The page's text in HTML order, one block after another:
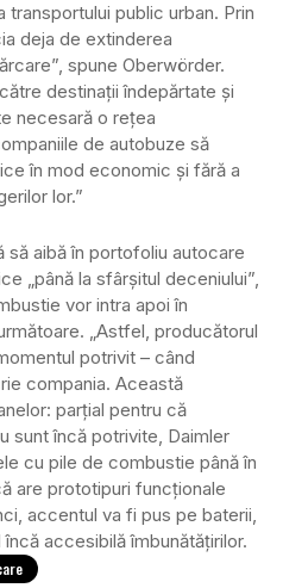
public urban. Prin
deja de extinderea
spune Oberwörder.
destinații îndepărtate și
necesară o rețea
de autobuze să
în mod economic și fără a
lor.”
să aibă în portofoliu autocare
„până la sfârșitul deceniului”,
vor intra apoi în
„Astfel, producătorul
potrivit – când
compania. Această
parțial pentru că
sunt încă potrivite, Daimler
cu pile de combustie până în
are prototipuri funcționale
accentul va fi pus pe baterii,
accesibilă îmbunătățirilor.